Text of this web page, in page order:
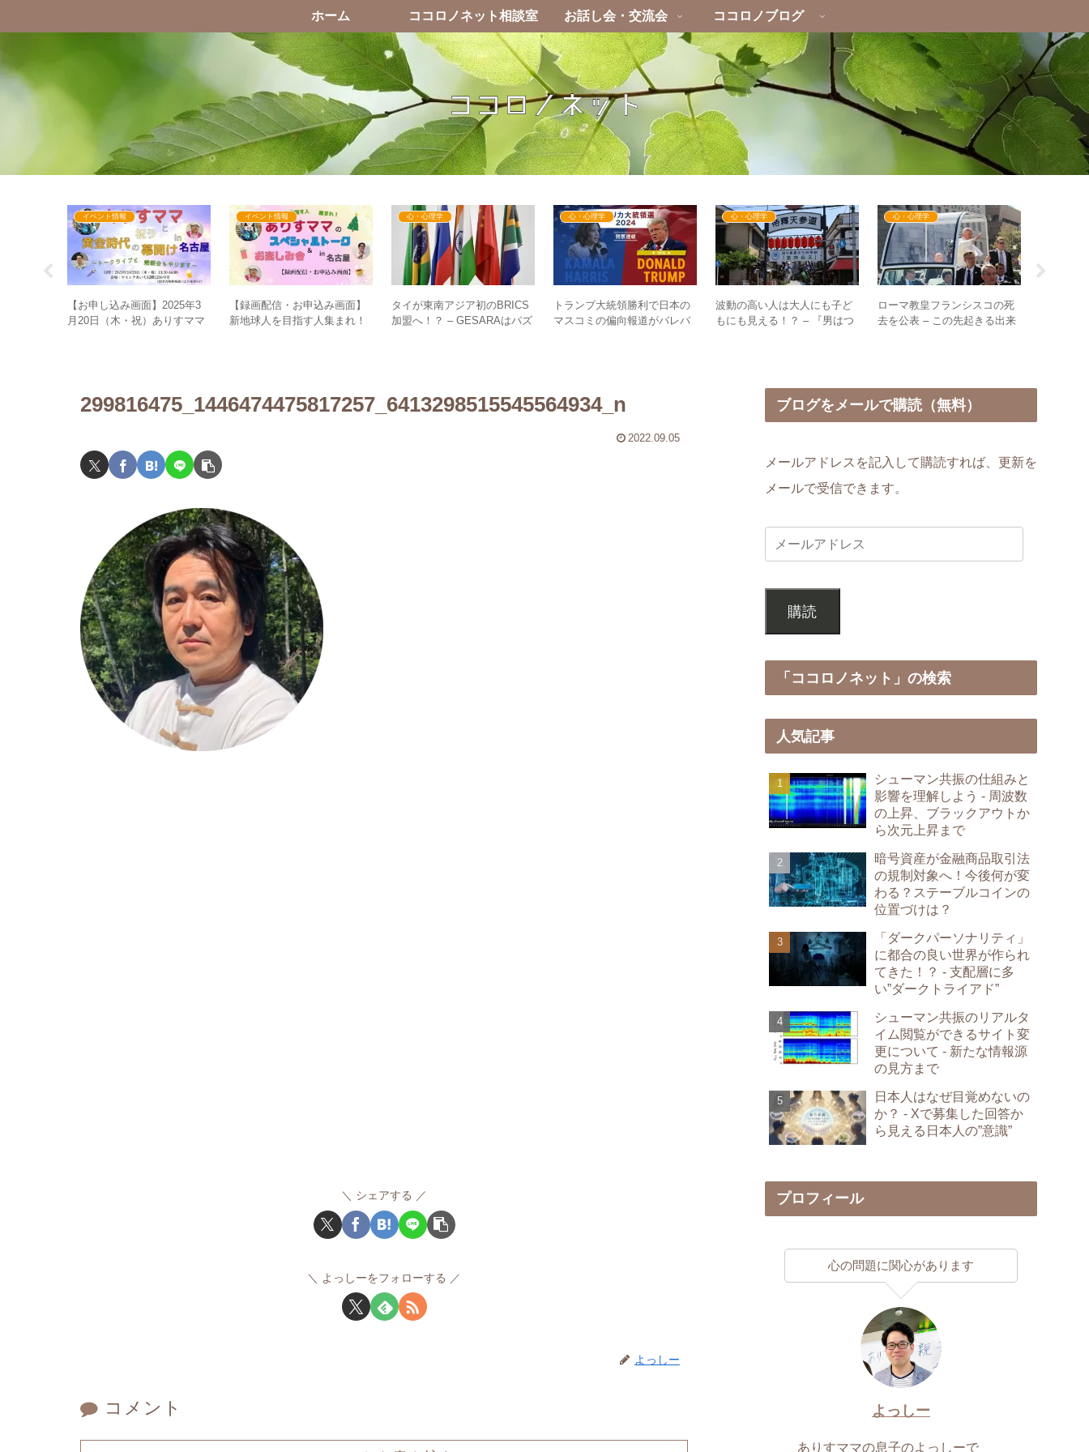
ホーム ココロノネット相談室 お話し会・交流会 ココロノブログ
イベント情報
【お申し込み画面】2025年3
月20日（木・祝）ありすママ
イベント情報
【録画配信・お申込み画面】
新地球人を目指す人集まれ！
心・心理学
タイが東南アジア初のBRICS
加盟へ！？ – GESARAはパズ
心・心理学
トランプ大統領勝利で日本の
マスコミの偏向報道がバレバ
心・心理学
波動の高い人は大人にも子ど
もにも見える！？ – 『男はつ
心・心理学
ローマ教皇フランシスコの死
去を公表 – この先起きる出来
299816475_1446474475817257_6413298515545564934_n
2022.09.05
シェアする
よっしーをフォローする
よっしー
コメント
ブログをメールで購読（無料）
メールアドレスを記入して購読すれば、更新を
メールで受信できます。
購読
「ココロノネット」の検索
人気記事
シューマン共振の仕組みと
影響を理解しよう - 周波数
の上昇、ブラックアウトか
ら次元上昇まで
暗号資産が金融商品取引法
の規制対象へ！今後何が変
わる？ステーブルコインの
位置づけは？
「ダークパーソナリティ」
に都合の良い世界が作られ
てきた！？ - 支配層に多
い”ダークトライアド”
シューマン共振のリアルタ
イム閲覧ができるサイト変
更について - 新たな情報源
の見方まで
日本人はなぜ目覚めないの
か？ - Xで募集した回答か
ら見える日本人の”意識”
プロフィール
心の問題に関心があります
よっしー
ありすママの息子のよっしーで